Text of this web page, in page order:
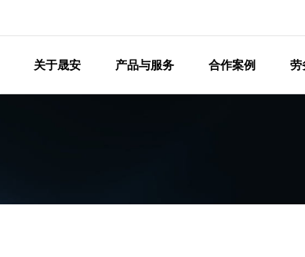
关于晟安 产品与服务 合作案例 劳